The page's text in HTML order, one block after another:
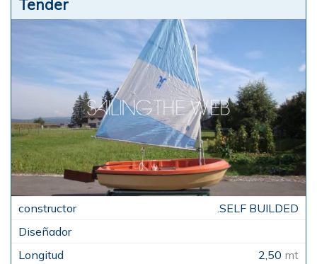
Tender
.SELF BUILDED
2,50 mt